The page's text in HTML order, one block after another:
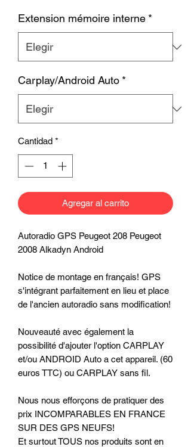
Extension mémoire interne *
Carplay/Android Auto *
Cantidad *
Agregar al carrito
Autoradio GPS Peugeot 208 Peugeot
2008 Alkadyn Android
Notice de montage en français! GPS
s'intégrant parfaitement en lieu et place
de l'ancien autoradio sans modification!
Nouveauté avec également la
possibilité d'ajouter l'option CARPLAY
et/ou ANDROID Auto a cet appareil. (60
euros TTC) ou CARPLAY sans fil.
Nous nous efforçons de pratiquer des
prix INCOMPARABLES EN FRANCE
SUR DES GPS NEUFS!
Et surtout TOUS nos produits sont en